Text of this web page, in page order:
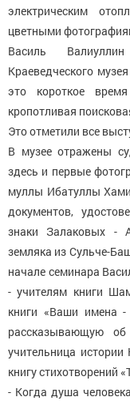
электрическим
цветными
Василь
Краеведческого
это короткое
кропотливая
Это отметили все
В музее отражены
здесь и первые
муллы Ибатуллы
документов,
знаки Залаковых -
земляка из Сульче-
начале семинара
- учителям книги
книги «Ваши имена
рассказывающую
учительница
книгу стихотворений
- Когда душа